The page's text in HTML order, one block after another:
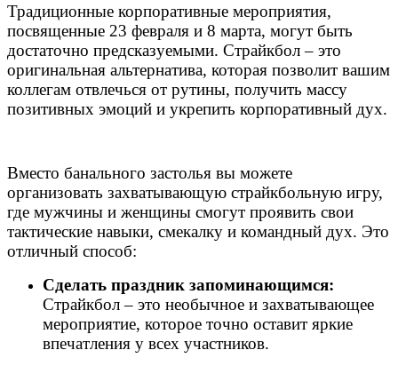
Традиционные корпоративные мероприятия,
посвященные 23 февраля и 8 марта, могут быть
достаточно предсказуемыми. Страйкбол – это
оригинальная альтернатива, которая позволит вашим
коллегам отвлечься от рутины, получить массу
позитивных эмоций и укрепить корпоративный дух.
Вместо банального застолья вы можете
организовать захватывающую страйкбольную игру,
где мужчины и женщины смогут проявить свои
тактические навыки, смекалку и командный дух. Это
отличный способ:
Сделать праздник запоминающимся:
Страйкбол – это необычное и захватывающее
мероприятие, которое точно оставит яркие
впечатления у всех участников.